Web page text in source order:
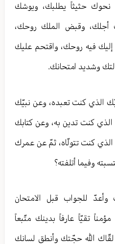
حثيثاً يطلبك، ويوشك
أجلك، وقبض الملك روحك،
فيه روحك، واقتحم عليك
وشديد امتحانك.
الذي كنت تعبده، وعن نبيّك
كنت تدين به، وعن كتابك
كنت تتولّاه، ثمّ عن عمرك
وفيما أتلفته؟
للجواب قبل الامتحان
تقيّاً عارفاً بدينك متّبعاً
لقّاك الله حجّتك وأنطق لسانك